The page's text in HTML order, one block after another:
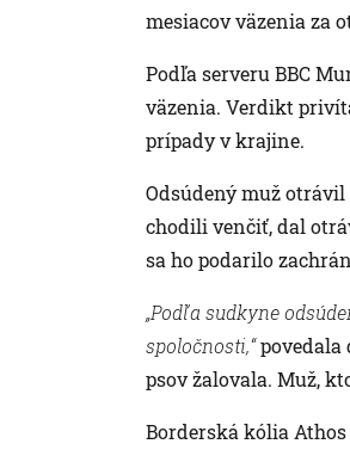
mesiacov väzenia za
Podľa serveru BBC
väzenia. Verdikt
prípady v krajine.
Odsúdený muž
chodili venčiť, dal
sa ho podarilo
„Podľa sudkyne
spoločnosti,“povedala
psov žalovala. Muž,
Borderská kólia